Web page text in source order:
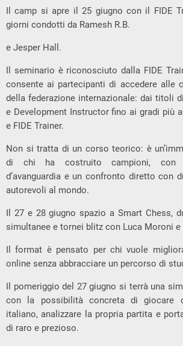
Il camp si apre il 25 giugno con il FIDE
giorni condotti da Ramesh R.B.
e Jesper Hall.
Il seminario è riconosciuto dalla FIDE
consente ai partecipanti di accedere alle
della federazione internazionale: dai titoli
e Development Instructor fino ai gradi più
e FIDE Trainer.
Non si tratta di un corso teorico: è
di chi ha costruito campioni, con
d’avanguardia e un confronto diretto con
autorevoli al mondo.
Il 27 e 28 giugno spazio a Smart Chess,
simultanee e tornei blitz con Luca Moroni e
Il format è pensato per chi vuole
online senza abbracciare un percorso di
Il pomeriggio del 27 giugno si terrà una
con la possibilità concreta di giocare
italiano, analizzare la propria partita e
di raro e prezioso.